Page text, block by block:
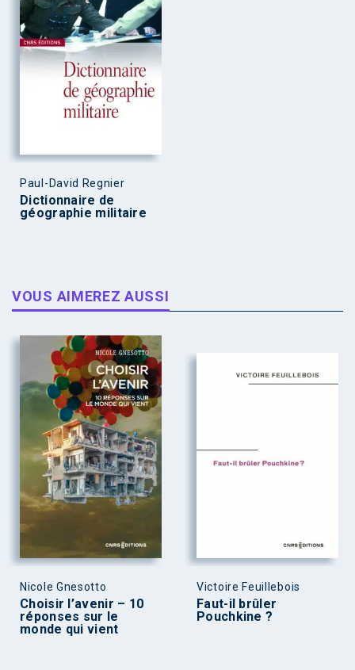
Paul-David Regnier
Dictionnaire de
géographie militaire
VOUS AIMEREZ AUSSI
Nicole Gnesotto
Choisir l’avenir – 10
réponses sur le
monde qui vient
Victoire Feuillebois
Faut-il brûler
Pouchkine ?